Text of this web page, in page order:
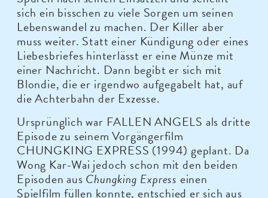
sich ein bisschen zu viele Sorgen um seinen
Lebenswandel zu machen. Der Killer aber
muss weiter. Statt einer Kündigung oder eines
Liebesbriefes hinterlässt er eine Münze mit
einer Nachricht. Dann begibt er sich mit
Blondie, die er irgendwo aufgegabelt hat, auf
die Achterbahn der Exzesse.
Ursprünglich war FALLEN ANGELS als dritte
Episode zu seinem Vorgängerfilm
CHUNGKING EXPRESS (1994) geplant. Da
Wong Kar-Wai jedoch schon mit den beiden
Episoden aus Chungking Express einen
Spielfilm füllen konnte, entschied er sich aus